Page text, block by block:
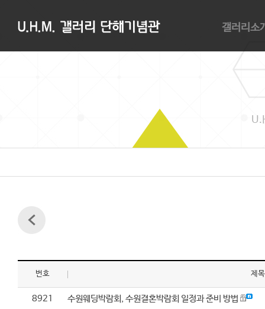
갤러리소
번호 제목
8921 수원웨딩박람회, 수원결혼박람회 일정과 준비 방법